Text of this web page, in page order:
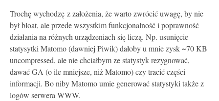
Trochę wychodzę z założenia, że warto zwrócić uwagę, by nie
był bloat, ale przede wszystkim funkcjonalność i poprawność
działania na różnych urządzeniach się liczą. Np. usunięcie
statysytki Matomo (dawniej Piwik) dałoby u mnie zysk ~70 KB
uncompressed, ale nie chciałbym ze statystyk rezygnować,
dawać GA (o ile mniejsze, niż Matomo) czy tracić części
informacji. Bo niby Matomo umie generować statystyki także z
logów serwera WWW.